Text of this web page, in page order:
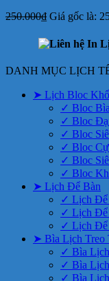
250.000₫ Giá gốc là:
DANH MỤC LỊCH
➤ Lịch Bloc
✓ Bloc
✓ Bloc
✓ Bloc
✓ Bloc
✓ Bloc
✓ Bloc
➤ Lịch Để Bàn
✓ Lịch Để
✓ Lịch Để
✓ Lịch Để
➤ Bìa Lịch Treo
✓ Bìa
✓ Bìa
✓ Bìa